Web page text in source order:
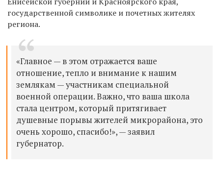
государственной символике и почетных жителях
региона.
«Главное — в этом отражается ваше
отношение, тепло и внимание к нашим
землякам — участникам специальной
военной операции. Важно, что ваша школа
стала центром, который притягивает
душевные порывы жителей микрорайона, это
очень хорошо, спасибо!», — заявил
губернатор.